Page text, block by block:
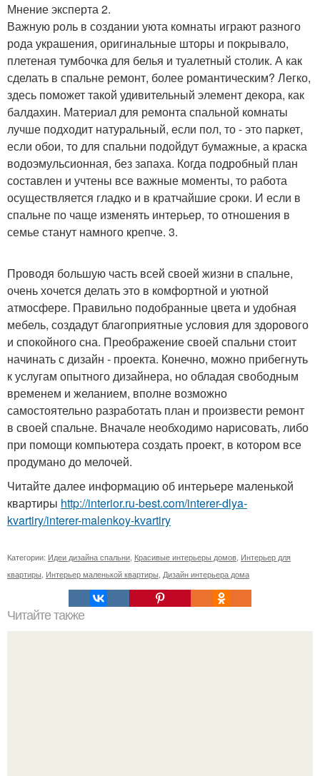
Мнение эксперта 2.
Важную роль в создании уюта комнаты играют разного
рода украшения, оригинальные шторы и покрывало,
плетеная тумбочка для белья и туалетный столик. А как
сделать в спальне ремонт, более романтическим? Легко,
здесь поможет такой удивительный элемент декора, как
балдахин. Материал для ремонта спальной комнаты
лучше подходит натуральный, если пол, то - это паркет,
если обои, то для спальни подойдут бумажные, а краска
водоэмульсионная, без запаха. Когда подробный план
составлен и учтены все важные моменты, то работа
осуществляется гладко и в кратчайшие сроки. И если в
спальне по чаще изменять интерьер, то отношения в
семье станут намного крепче. 3.
Проводя большую часть всей своей жизни в спальне,
очень хочется делать это в комфортной и уютной
атмосфере. Правильно подобранные цвета и удобная
мебель, создадут благоприятные условия для здорового
и спокойного сна. Преображение своей спальни стоит
начинать с дизайн - проекта. Конечно, можно прибегнуть
к услугам опытного дизайнера, но обладая свободным
временем и желанием, вполне возможно
самостоятельно разработать план и произвести ремонт
в своей спальне. Вначале необходимо нарисовать, либо
при помощи компьютера создать проект, в котором все
продумано до мелочей.
Читайте далее информацию об интерьере маленькой
квартиры http://interior.ru-best.com/interer-dlya-
kvartiry/interer-malenkoy-kvartiry
Категории: Идеи дизайна спальни Красивые интерьеры домов Интерьер для
квартиры Интерьер маленькой квартиры Дизайн интерьера дома
Читайте также